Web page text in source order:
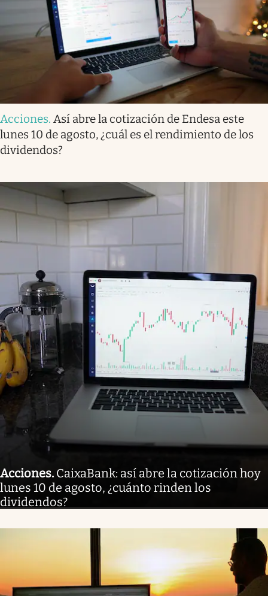
Acciones. Así abre la cotización de Endesa este
lunes 10 de agosto, ¿cuál es el rendimiento de los
dividendos?
Acciones. CaixaBank: así abre la cotización hoy
lunes 10 de agosto, ¿cuánto rinden los
dividendos?